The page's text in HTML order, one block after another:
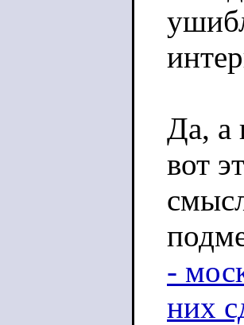
Да, а
вот
-
них